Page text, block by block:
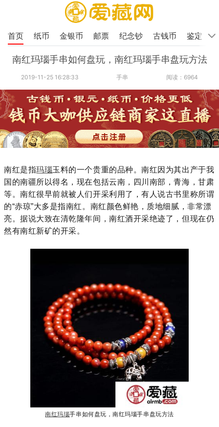
首页 纸币 金银币 邮票 纪念钞 古钱币 鉴定
南红玛瑙手串如何盘玩，南红玛瑙手串盘玩方法
2019-11-25 16:28:33 手串 阅读：6964
南红是指玛瑙玉料的一个贵重的品种。南红因为其出产于我
国的南疆所以得名，现在包括云南，四川南部，青海，甘肃
等。南红很早前就被人们开采利用了，有人说古书里称所谓
的“赤琼”大多是指南红。南红颜色鲜艳，质地细腻，非常漂
亮。据说大致在清乾隆年间，南红酒开采绝迹了，但现在仍
然有南红新矿的开采。
南红玛瑙手串如何盘玩，南红玛瑙手串盘玩方法